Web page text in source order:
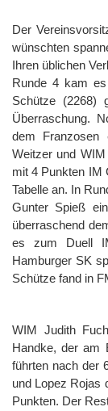
Der
wünschten
Ihren üblichen
Runde 4 kam
Schütze (2268)
Überraschung.
dem Franzosen
Weitzer und
mit 4 Punkten IM
Tabelle an. In
Gunter Spieß
überraschend
es zum Duell
Hamburger SK
Schütze fand in
WIM Judith
Handke, der am
führten nach der
und Lopez Rojas
Punkten. Der